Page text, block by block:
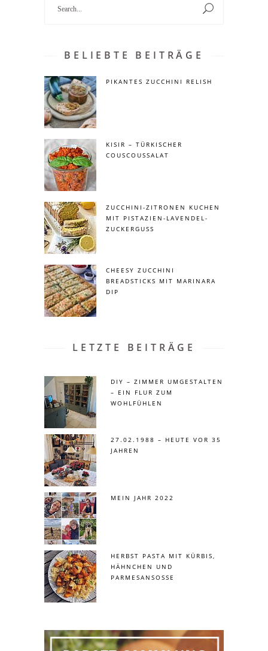
BELIEBTE BEITRÄGE
PIKANTES ZUCCHINI RELISH
KISIR – TÜRKISCHER
COUSCOUSSALAT
ZUCCHINI-ZITRONEN KUCHEN
MIT PISTAZIEN-LAVENDEL-
ZUCKERGUSS
CHEESY ZUCCHINI
BREADSTICKS MIT MARINARA
DIP
LETZTE BEITRÄGE
DIY – ZIMMER UMGESTALTEN
– EIN FLUR ZUM
WOHLFÜHLEN
27.02.1988 – HEUTE VOR 35
JAHREN
MEIN JAHR 2022
HERBST PASTA MIT KÜRBIS,
HÄHNCHEN UND
PARMESANSOSSE